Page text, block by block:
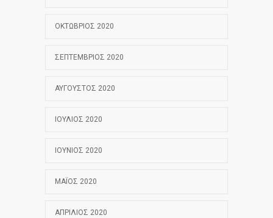
ΟΚΤΏΒΡΙΟΣ 2020
ΣΕΠΤΈΜΒΡΙΟΣ 2020
ΑΎΓΟΥΣΤΟΣ 2020
ΙΟΎΛΙΟΣ 2020
ΙΟΎΝΙΟΣ 2020
ΜΆΙΟΣ 2020
ΑΠΡΊΛΙΟΣ 2020